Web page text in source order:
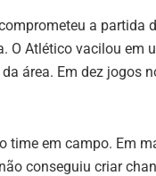
a partida
O Atlético vacilou em
área. Em dez jogos
time em campo. Em
conseguiu criar